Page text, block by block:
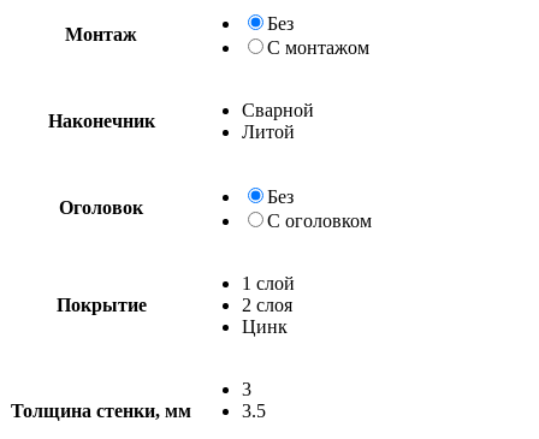
Монтаж
Без
С монтажом
Наконечник
Сварной
Литой
Оголовок
Без
С оголовком
Покрытие
1 слой
2 слоя
Цинк
Толщина стенки, мм
3
3.5